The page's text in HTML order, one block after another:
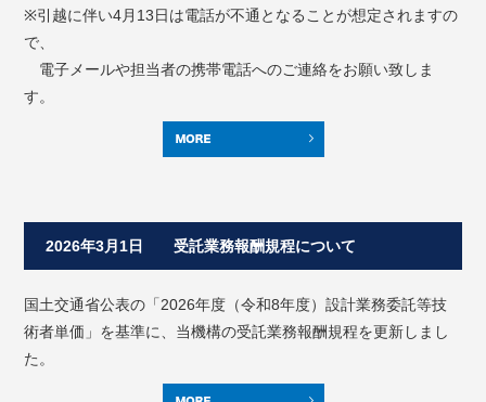
※引越に伴い4月13日は電話が不通となることが想定されますの
で、
電子メールや担当者の携帯電話へのご連絡をお願い致しま
す。
2026年3月1日 受託業務報酬規程について
国土交通省公表の「2026年度（令和8年度）設計業務委託等技
術者単価」を基準に、当機構の受託業務報酬規程を更新しまし
た。